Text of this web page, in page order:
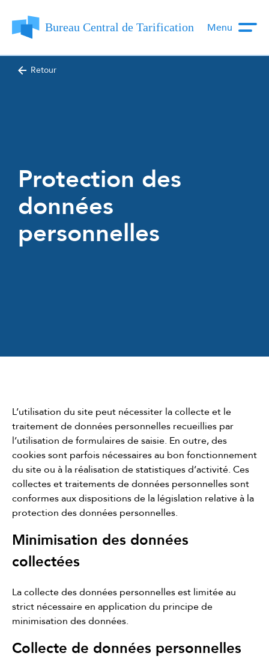
Menu
Retour
Protection des
données
personnelles
L’utilisation du site peut nécessiter la collecte et le
traitement de données personnelles recueillies par
l’utilisation de formulaires de saisie. En outre, des
cookies sont parfois nécessaires au bon fonctionnement
du site ou à la réalisation de statistiques d’activité. Ces
collectes et traitements de données personnelles sont
conformes aux dispositions de la législation relative à la
protection des données personnelles.
Minimisation des données
collectées
La collecte des données personnelles est limitée au
strict nécessaire en application du principe de
minimisation des données.
Collecte de données personnelles